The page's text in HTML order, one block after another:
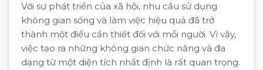
Với sự phát triển của xã hội, nhu cầu sử dụng
không gian sống và làm việc hiệu quả đã trở
thành một điều cần thiết đối với mỗi người. Vì vậy,
việc tạo ra những không gian chức năng và đa
dạng từ một diện tích nhất định là rất quan trọng.